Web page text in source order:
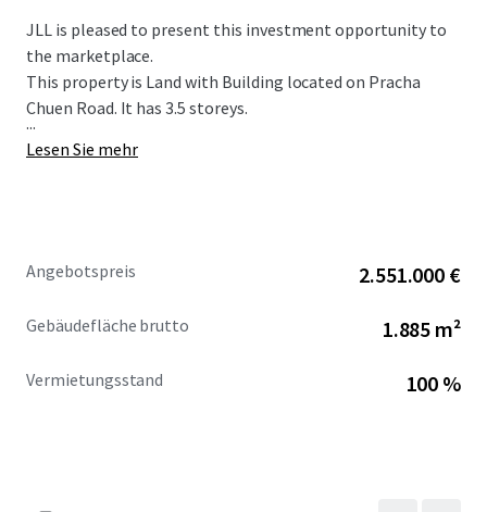
JLL is pleased to present this investment opportunity to
the marketplace.
This property is Land with Building located on Pracha
Chuen Road. It has 3.5 storeys.
...
Lesen Sie mehr
Angebotspreis 2.551.000 €
Gebäudefläche brutto 1.885 m²
Vermietungsstand 100 %